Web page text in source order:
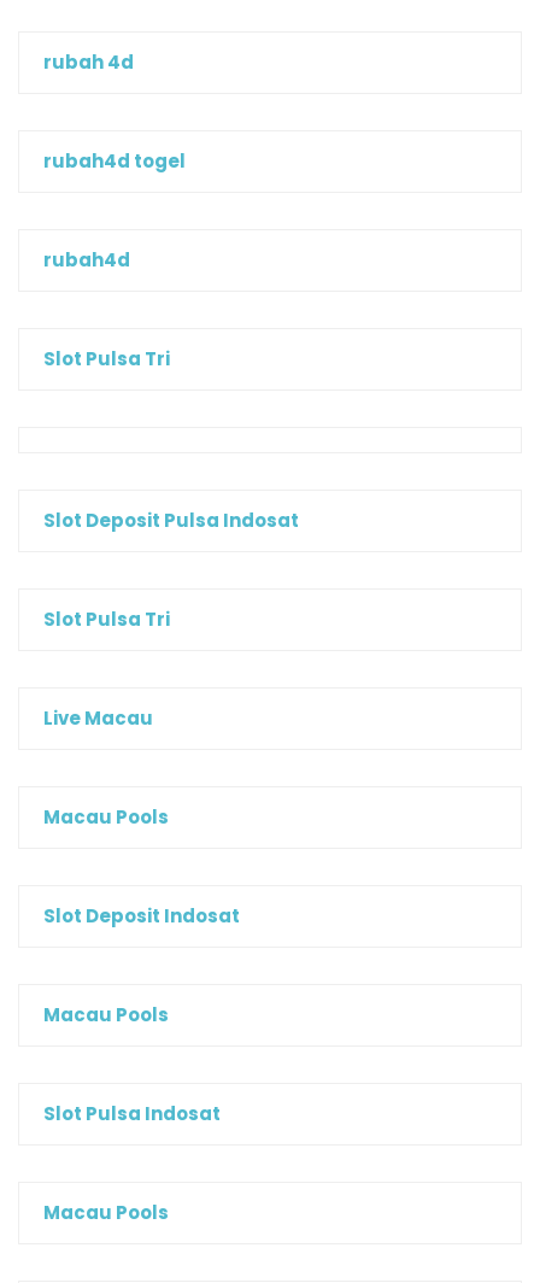
rubah 4d
rubah4d togel
rubah4d
Slot Pulsa Tri
Slot Deposit Pulsa Indosat
Slot Pulsa Tri
Live Macau
Macau Pools
Slot Deposit Indosat
Macau Pools
Slot Pulsa Indosat
Macau Pools